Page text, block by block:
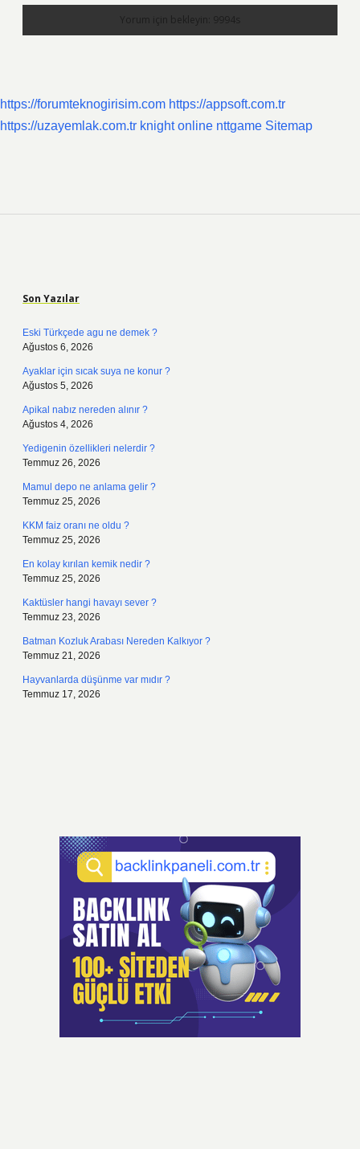
https://forumteknogirisim.com https://appsoft.com.tr
https://uzayemlak.com.tr knight online nttgame Sitemap
Son Yazılar
Eski Türkçede agu ne demek ?
Ağustos 6, 2026
Ayaklar için sıcak suya ne konur ?
Ağustos 5, 2026
Apikal nabız nereden alınır ?
Ağustos 4, 2026
Yedigenin özellikleri nelerdir ?
Temmuz 26, 2026
Mamul depo ne anlama gelir ?
Temmuz 25, 2026
KKM faiz oranı ne oldu ?
Temmuz 25, 2026
En kolay kırılan kemik nedir ?
Temmuz 25, 2026
Kaktüsler hangi havayı sever ?
Temmuz 23, 2026
Batman Kozluk Arabası Nereden Kalkıyor ?
Temmuz 21, 2026
Hayvanlarda düşünme var mıdır ?
Temmuz 17, 2026